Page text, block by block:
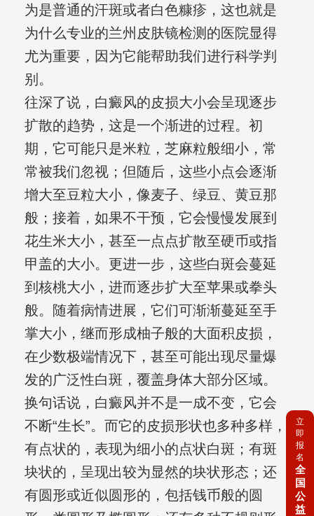
为是普通的汗斑或者白色糠疹，这也就是
为什么专业的兰州皮肤镜检测的医院显得
尤为重要，因为它能帮助我们进行科学判
别。
往深了说，白癜风的皮损大小会呈现逐步
扩散的趋势，这是一个渐进的过程。初
期，它可能只是米粒，芝麻粒般细小，常
常被我们忽视；但随后，这些小点会逐渐
增大至豆粒大小，像麦子、绿豆、黄豆那
般；接着，如果不干预，它会慢慢发展到
花生米大小，甚至一点点扩散至硬币或指
甲盖的大小。更进一步，这些白斑会蔓延
到核桃大小，进而逐步扩大至苹果或拳头
般。随着病情进展，它们可渐渐蔓延至手
掌大小，继而形成柚子般的大面积皮损，
在少数极端情况下，甚至可能出现尽量爆
发的广泛性白斑，覆盖身体大部分区域。
换句话说，白癜风并不是一成不变，它会
不断“生长”。而它的皮损形状也多种多样，
有点状的，表现为细小的点状白斑；有斑
块状的，呈现出较为显然的块状形态；还
有圆形或近似圆形的，包括钱币般的圆
立
即
报
名
全
国
公
益